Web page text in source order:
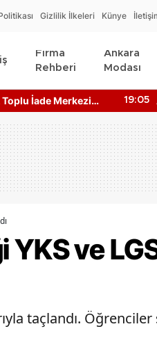
Gizlilik İlkeleri Künye
Firma
Rehberi
Ankara
Modası
Toplu İade Merkezi
Makinesi
19:05
ve
taçlandı.